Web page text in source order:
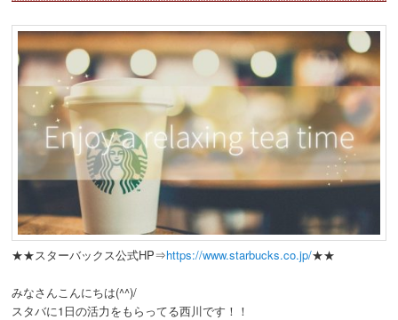
★★スターバックス公式HP⇒https://www.starbucks.co.jp/★★
みなさんこんにちは(^^)/
スタバに1日の活力をもらってる西川です！！